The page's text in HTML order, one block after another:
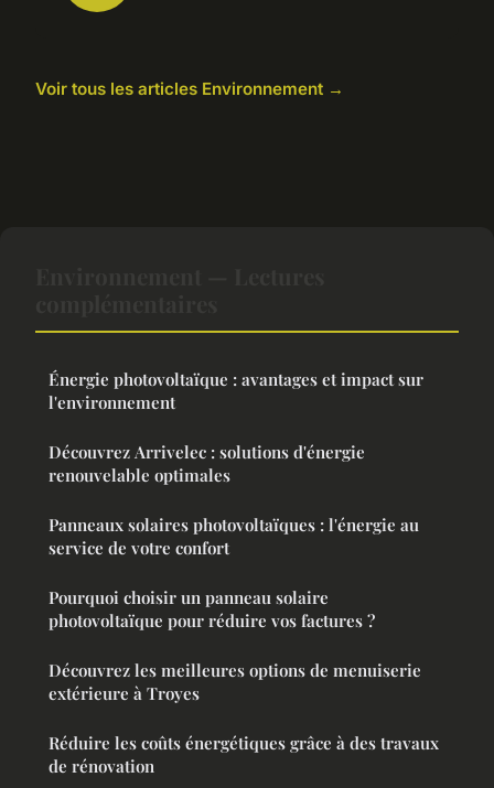
Voir tous les articles Environnement →
Énergie photovoltaïque : avantages et impact sur
l'environnement
Découvrez Arrivelec : solutions d'énergie
renouvelable optimales
Panneaux solaires photovoltaïques : l'énergie au
service de votre confort
Pourquoi choisir un panneau solaire
photovoltaïque pour réduire vos factures ?
Découvrez les meilleures options de menuiserie
extérieure à Troyes
Réduire les coûts énergétiques grâce à des travaux
de rénovation